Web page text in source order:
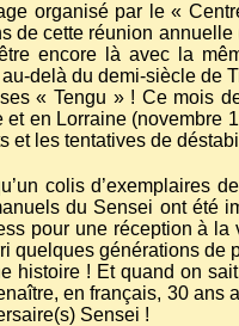
organisé par le «
de cette réunion
encore là avec la
delà du demi-siècle de
« Tengu » ! Ce mois
en Lorraine (novembre
et les tentatives de
colis d’exemplaires
du Sensei ont été
pour une réception à
quelques générations de
histoire ! Et quand on
en français, 30 ans
Sensei !